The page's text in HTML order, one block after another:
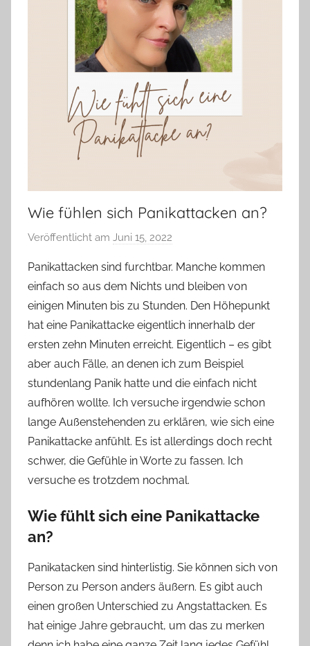
Wie fühlen sich Panikattacken an?
Veröffentlicht am Juni 15, 2022
n
Y
v
o
n
n
e
Panikattacken sind furchtbar. Manche kommen
einfach so aus dem Nichts und bleiben von
einigen Minuten bis zu Stunden. Den Höhepunkt
hat eine Panikattacke eigentlich innerhalb der
ersten zehn Minuten erreicht. Eigentlich – es gibt
aber auch Fälle, an denen ich zum Beispiel
stundenlang Panik hatte und die einfach nicht
aufhören wollte. Ich versuche irgendwie schon
lange Außenstehenden zu erklären, wie sich eine
Panikattacke anfühlt. Es ist allerdings doch recht
schwer, die Gefühle in Worte zu fassen. Ich
versuche es trotzdem nochmal.
Wie fühlt sich eine Panikattacke
an?
Panikatacken sind hinterlistig. Sie können sich von
Person zu Person anders äußern. Es gibt auch
einen großen Unterschied zu Angstattacken. Es
hat einige Jahre gebraucht, um das zu merken